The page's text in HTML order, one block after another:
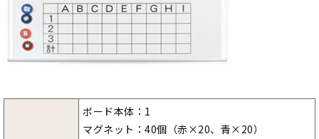
ボード本体：1
マグネット：40個（赤×20、青×20）